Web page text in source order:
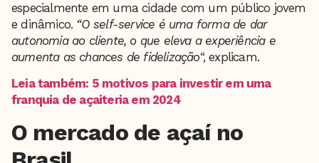
especialmente em uma cidade com um público jovem
e dinâmico. “O self-service é uma forma de dar
autonomia ao cliente, o que eleva a experiência e
aumenta as chances de fidelização“, explicam.
Leia também: 5 motivos para investir em uma
franquia de açaiteria em 2024
O mercado de açaí no